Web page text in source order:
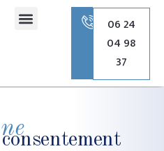
06 24
04 98
37